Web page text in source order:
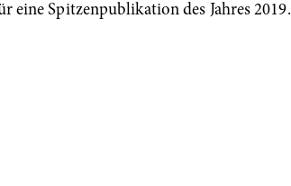
eine Spitzenpublikation des Jahres 2019.